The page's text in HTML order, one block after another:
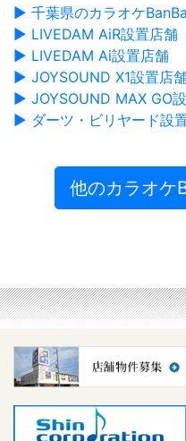
▶ 千葉県のカラオケ
▶ LIVEDAM AiR設置店舗
▶ LIVEDAM Ai設置店舗
▶ JOYSOUND X1設置店
▶ JOYSOUND MAX GO
▶ ダーツ・ビリヤード設
他のカラオケ